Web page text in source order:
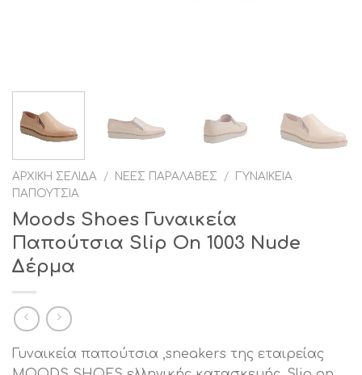
ΑΡΧΙΚΉ ΣΕΛΊΔΑ / ΝΈΕΣ ΠΑΡΑΛΑΒΈΣ /
ΓΥΝΑΙΚΕΊΑ
ΠΑΠΟΎΤΣΙΑ
Moods Shoes Γυναικεία
Παπούτσια Slip On 1003 Nude
Δέρμα
Γυναικεία παπούτσια ,sneakers της εταιρείας